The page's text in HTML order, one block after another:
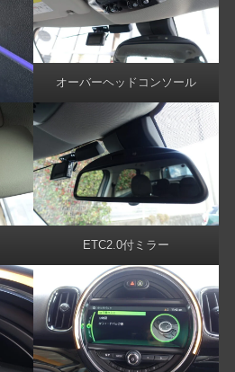
オーバーヘッドコンソール
ETC2.0付ミラー